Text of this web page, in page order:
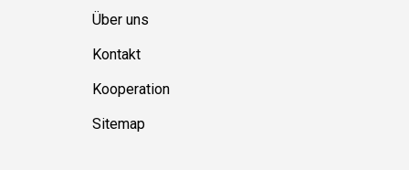
Über uns
Kontakt
Kooperation
Sitemap